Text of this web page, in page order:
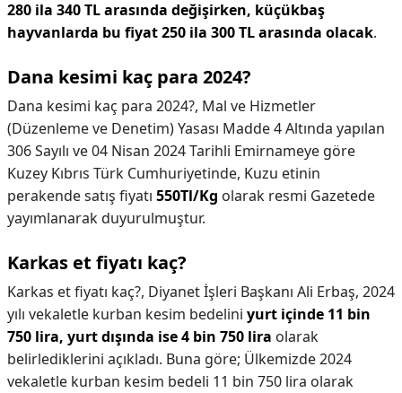
280 ila 340 TL arasında değişirken, küçükbaş
hayvanlarda bu fiyat 250 ila 300 TL arasında olacak.
Dana kesimi kaç para 2024?
Dana kesimi kaç para 2024?, Mal ve Hizmetler
(Düzenleme ve Denetim) Yasası Madde 4 Altında yapılan
306 Sayılı ve 04 Nisan 2024 Tarihli Emirnameye göre
Kuzey Kıbrıs Türk Cumhuriyetinde, Kuzu etinin
perakende satış fiyatı 550Tl/Kg olarak resmi Gazetede
yayımlanarak duyurulmuştur.
Karkas et fiyatı kaç?
Karkas et fiyatı kaç?, Diyanet İşleri Başkanı Ali Erbaş, 2024
yılı vekaletle kurban kesim bedelini yurt içinde 11 bin
750 lira, yurt dışında ise 4 bin 750 lira olarak
belirlediklerini açıkladı. Buna göre; Ülkemizde 2024
vekaletle kurban kesim bedeli 11 bin 750 lira olarak